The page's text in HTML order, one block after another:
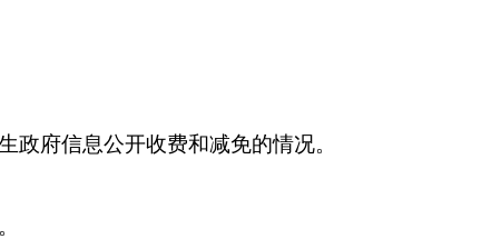
府信息公开收费和减免的情况。